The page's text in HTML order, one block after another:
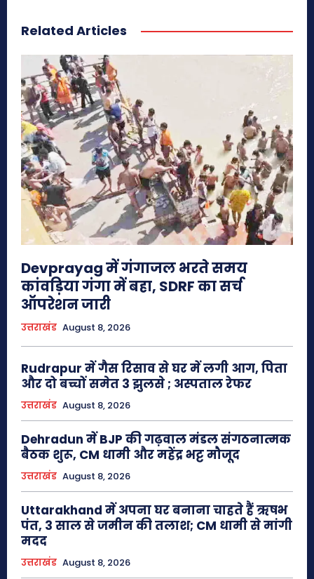
Related Articles
Devprayag में गंगाजल भरते समय
कांवड़िया गंगा में बहा, SDRF का सर्च
ऑपरेशन जारी
उत्तराखंड August 8, 2026
Rudrapur में गैस रिसाव से घर में लगी आग, पिता
और दो बच्चों समेत 3 झुलसे ; अस्पताल रेफर
उत्तराखंड August 8, 2026
Dehradun में BJP की गढ़वाल मंडल संगठनात्मक
बैठक शुरू, CM धामी और महेंद्र भट्ट मौजूद
उत्तराखंड August 8, 2026
Uttarakhand में अपना घर बनाना चाहते हैं ऋषभ
पंत, 3 साल से जमीन की तलाश; CM धामी से मांगी
मदद
उत्तराखंड August 8, 2026